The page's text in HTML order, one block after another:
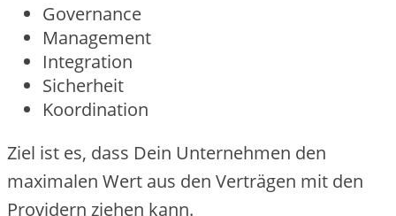
Governance
Management
Integration
Sicherheit
Koordination
Ziel ist es, dass Dein Unternehmen den
maximalen Wert aus den Verträgen mit den
Providern ziehen kann.